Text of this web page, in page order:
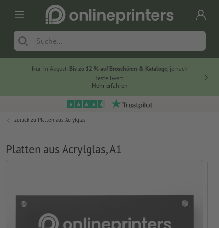
Nur im August: Bis zu 12 % auf Broschüren & Kataloge, je nach
Bestellwert.
Mehr erfahren
zurück zu Platten aus Acrylglas
Platten aus Acrylglas, A1